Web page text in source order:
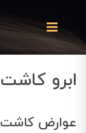
ابرو
عوارض کاشت